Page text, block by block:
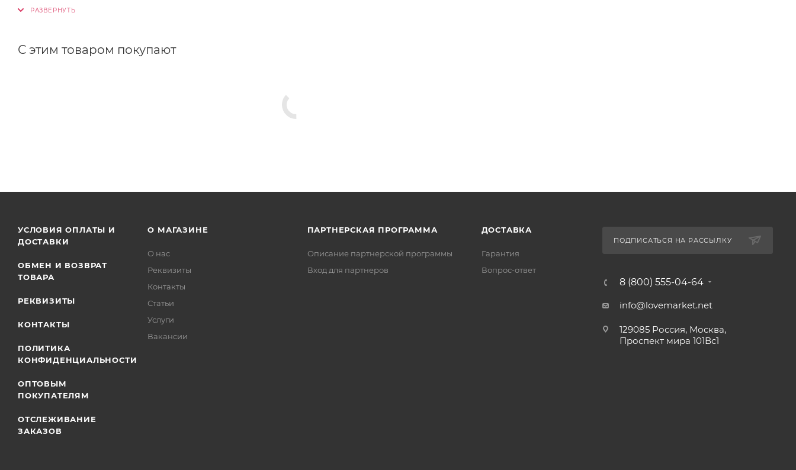
С этим товаром покупают
УСЛОВИЯ ОПЛАТЫ И
ДОСТАВКИ
ОБМЕН И ВОЗВРАТ
ТОВАРА
РЕКВИЗИТЫ
КОНТАКТЫ
ПОЛИТИКА
КОНФИДЕНЦИАЛЬНОСТИ
ОПТОВЫМ
ПОКУПАТЕЛЯМ
ОТСЛЕЖИВАНИЕ
ЗАКАЗОВ
О МАГАЗИНЕ
О нас
Реквизиты
Контакты
Статьи
Услуги
Вакансии
ПАРТНЕРСКАЯ ПРОГРАММА
Описание партнерской программы
Вход для партнеров
ДОСТАВКА
Гарантия
Вопрос-ответ
ПОДПИСАТЬСЯ НА РАССЫЛКУ
8 (800) 555-04-64
info@lovemarket.net
129085 Россия, Москва,
Проспект мира 101Вс1